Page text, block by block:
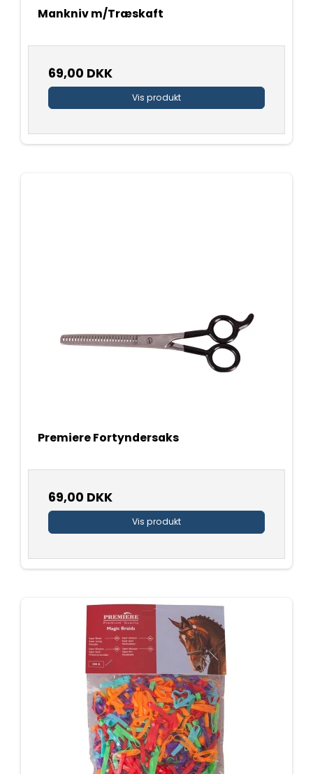
Mankniv m/Træskaft
69,00 DKK
Vis produkt
Premiere Fortyndersaks
69,00 DKK
Vis produkt